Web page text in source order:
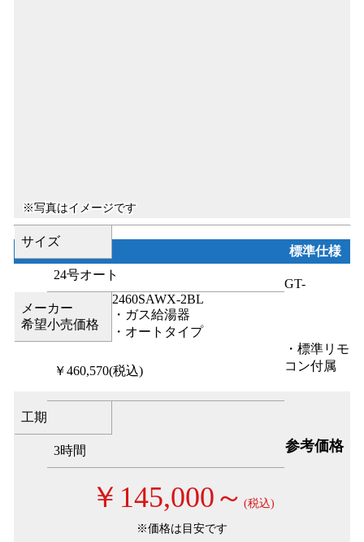
サイズ
24号オート
メーカー
希望小売価格
￥460,570(税込)
工期
3時間
標準仕様
GT-
2460SAWX-2BL
・ガス給湯器
・オートタイプ
・標準リモ
コン付属
参考価格
￥145,000～ (税込)
※価格は目安です